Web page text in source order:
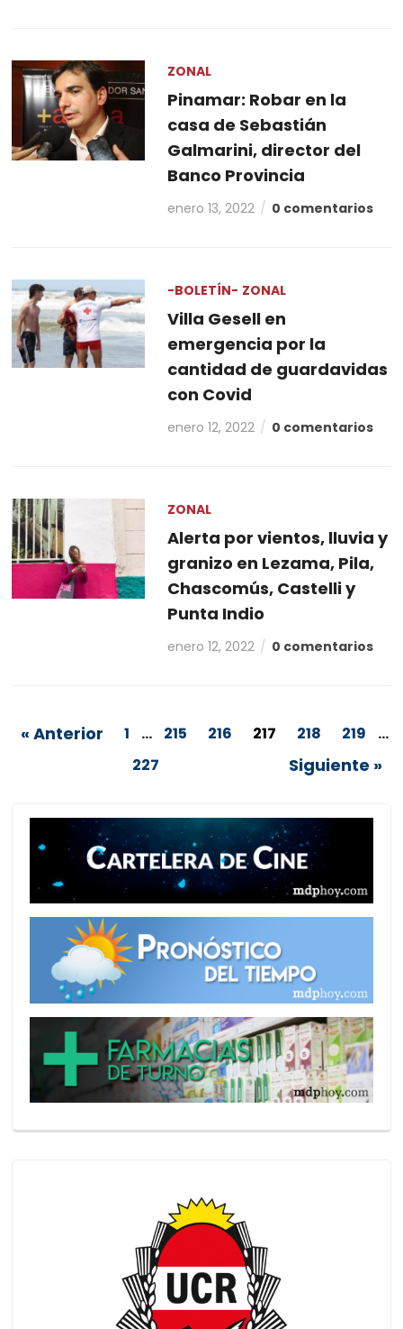
ZONAL
Pinamar: Robar en la
casa de Sebastián
Galmarini, director del
Banco Provincia
enero 13, 2022 0 comentarios
-BOLETÍN- ZONAL
Villa Gesell en
emergencia por la
cantidad de guardavidas
con Covid
enero 12, 2022 0 comentarios
ZONAL
Alerta por vientos, lluvia y
granizo en Lezama, Pila,
Chascomús, Castelli y
Punta Indio
enero 12, 2022 0 comentarios
« Anterior 1 … 215 216 217 218 219
…
227
Siguiente »